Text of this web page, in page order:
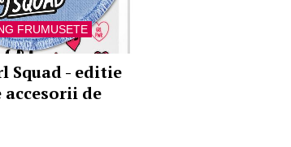
FRUMUSETE
Squad - editie
de